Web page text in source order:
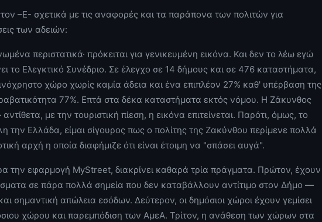
–Ε- σχετικά με τις αναφορές και τα παράπονα των πολιτών για
των αδειών:
περιστατικά· πρόκειται για γενικευμένη εικόνα. Και δεν το λέω εγώ
το Ελεγκτικό Συνέδριο. Σε έλεγχο σε 14 δήμους και σε 476 καταστήματα,
χώρο χωρίς καμία άδεια και ένα επιπλέον 27% καθ' υπέρβαση της
77%. Επτά στα δέκα καταστήματα εκτός νόμου. Η Ζάκυνθος
με την τουριστική πίεση, η εικόνα επιτείνεται. Παρότι, όμως, το
την Ελλάδα, είμαι σίγουρος πως ο πολίτης της Ζακύνθου περίμενε πολλά
αρχή η οποία διαφήμιζε ότι είναι έτοιμη να "σπάσει αυγά".
την εφαρμογή MyStreet, διακρίνει καθαρά τρία πράγματα. Πρώτον, έχουν
σε πάρα πολλά σημεία που δεν καταβάλλουν αντίτιμο στον Δήμο —
σημαντική απώλεια εσόδων. Δεύτερον, οι δημόσιοι χώροι έχουν γεμίσει
χώρου και παρεμπόδιση των ΑμεΑ. Τρίτον, η ανάθεση των χώρων στα